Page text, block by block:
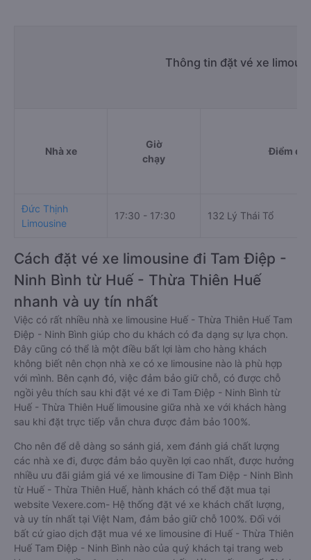
Thông tin đặt vé xe
Nhà xe
Giờ
chạy
Điểm đi
Đức Thịnh
Limousine
17:30 - 17:30 132 Lý Thái Tổ
Cách đặt vé xe limousine đi Tam Điệp -
Ninh Bình từ Huế - Thừa Thiên Huế
nhanh và uy tín nhất
Việc có rất nhiều nhà xe limousine Huế - Thừa Thiên Huế Tam
Điệp - Ninh Bình giúp cho du khách có đa dạng sự lựa chọn.
Đây cũng có thể là một điều bất lợi làm cho hàng khách
không biết nên chọn nhà xe có xe limousine nào là phù hợp
với mình. Bên cạnh đó, việc đảm bảo giữ chỗ, có được chỗ
ngồi yêu thích sau khi đặt vé xe đi Tam Điệp - Ninh Bình từ
Huế - Thừa Thiên Huế limousine giữa nhà xe với khách hàng
sau khi đặt trực tiếp vẫn chưa được đảm bảo 100%.
Cho nên để dễ dàng so sánh giá, xem đánh giá chất lượng
các nhà xe đi, được đảm bảo quyền lợi cao nhất, được hưởng
nhiều ưu đãi giảm giá vé xe limousine đi Tam Điệp - Ninh Bình
từ Huế - Thừa Thiên Huế, hành khách có thể đặt mua tại
website Vexere.com- Hệ thống đặt vé xe khách chất lượng,
và uy tín nhất tại Việt Nam, đảm bảo giữ chỗ 100%. Đối với
bất cứ giao dịch đặt mua vé xe limousine đi Huế - Thừa Thiên
Huế Tam Điệp - Ninh Bình nào của quý khách tại trang web